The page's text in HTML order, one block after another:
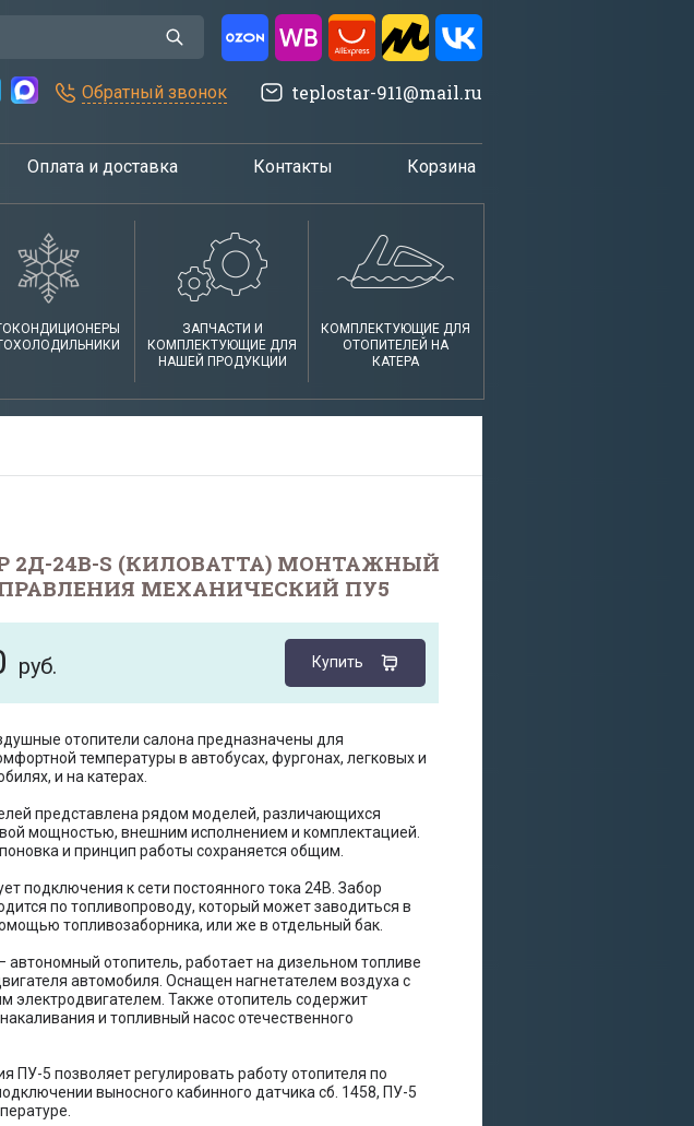
Обратный звонок teplostar-911@mail.ru
Оплата и доставка Контакты Корзина
ЗАПЧАСТИ И
КОМПЛЕКТУЮЩИЕ ДЛЯ
НАШЕЙ ПРОДУКЦИИ
КОМПЛЕКТУЮЩИЕ ДЛЯ
ОТОПИТЕЛЕЙ НА
КАТЕРА
24В-S (КИЛОВАТТА) МОНТАЖНЫЙ
МЕХАНИЧЕСКИЙ ПУ5
руб. Купить
отопители салона предназначены для
температуры в автобусах, фургонах, легковых и
и на катерах.
представлена рядом моделей, различающихся
мощностью, внешним исполнением и комплектацией.
и принцип работы сохраняется общим.
подключения к сети постоянного тока 24В. Забор
по топливопроводу, который может заводиться в
топливозаборника, или же в отдельный бак.
автономный отопитель, работает на дизельном топливе
автомобиля. Оснащен нагнетателем воздуха с
электродвигателем. Также отопитель содержит
и топливный насос отечественного
ПУ-5 позволяет регулировать работу отопителя по
выносного кабинного датчика сб. 1458, ПУ-5